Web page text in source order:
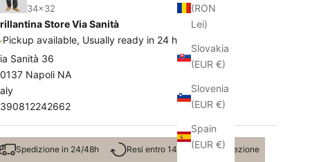
(RON
Lei)
Slovakia
(EUR €)
Slovenia
(EUR €)
Spain
(EUR €)
34x32
Store Via Sanità
Pickup available, Usually ready in 24 hours
Sanità 36
Napoli NA
Spedizione in 24/48h Resi entro 14 giorni dalla ricezione